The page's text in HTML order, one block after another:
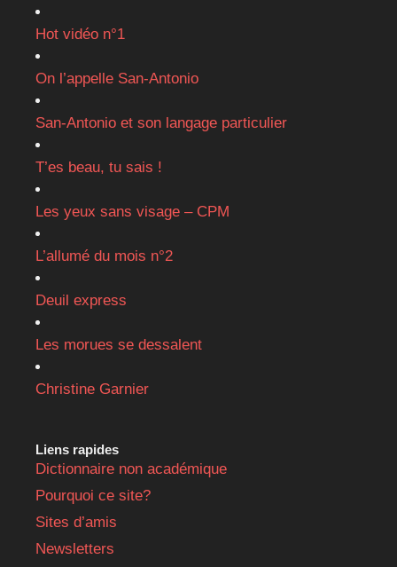
Hot vidéo n°1
On l’appelle San-Antonio
San-Antonio et son langage particulier
T’es beau, tu sais !
Les yeux sans visage – CPM
L’allumé du mois n°2
Deuil express
Les morues se dessalent
Christine Garnier
Liens rapides
Dictionnaire non académique
Pourquoi ce site?
Sites d’amis
Newsletters